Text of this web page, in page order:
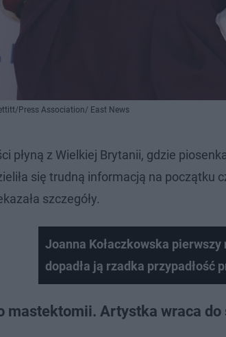
Press Association/ East News
płyną z Wielkiej Brytanii, gdzie
się trudną informacją na początku
szczegóły.
Joanna Kołaczkowska
dopadła ją rzadka przypadłość
mastektomii. Artystka wraca do